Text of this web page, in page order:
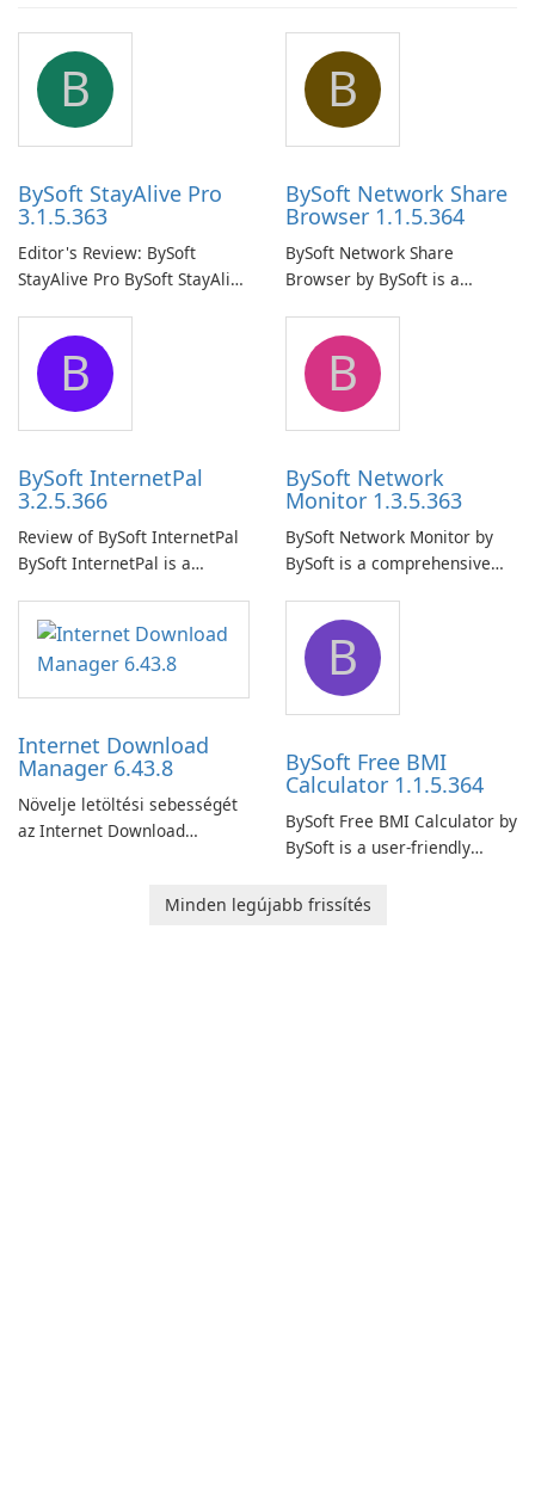
B
BySoft StayAlive Pro
3.1.5.363
Editor's Review: BySoft
StayAlive Pro BySoft StayAlive
application designed to
ensure the continuous and
uninterrupted operation of
your computer system.
B
BySoft Network Share
Browser 1.1.5.364
BySoft Network Share
Browser by BySoft is a
application that allows users
to easily browse and manage
shared folders on their
network.
B
BySoft InternetPal
3.2.5.366
Review of BySoft InternetPal
BySoft InternetPal is a
application designed to
monitor your internet
connection and provide real-
time insights into its
B
BySoft Network
Monitor 1.3.5.363
BySoft Network Monitor by
BySoft is a comprehensive
designed to help businesses
effectively manage their
network infrastructure.
Internet Download
Manager 6.43.8
Növelje letöltési sebességét
az Internet Download
B
BySoft Free BMI
Calculator 1.1.5.364
BySoft Free BMI Calculator by
BySoft is a user-friendly
designed to help you
Minden legújabb frissítés